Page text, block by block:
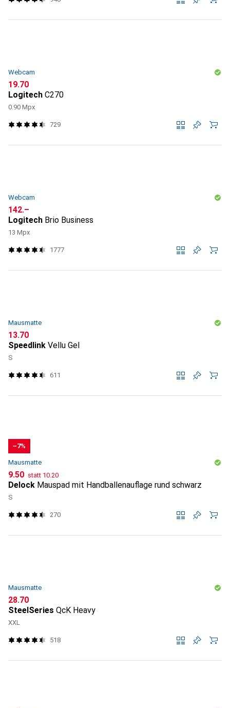
Webcam
CHF
19.70
Logitech C270
0.90 Mpx
729
Webcam
CHF
142.–
Logitech Brio Business
13 Mpx
1777
Mausmatte
CHF
13.70
Speedlink Vellu Gel
S
611
−7%
Mausmatte
CHF
9.50 statt CHF
10.20
Delock Mauspad mit Handballenauflage rund schwarz
S
270
Mausmatte
CHF
28.70
SteelSeries QcK Heavy
XXL
518